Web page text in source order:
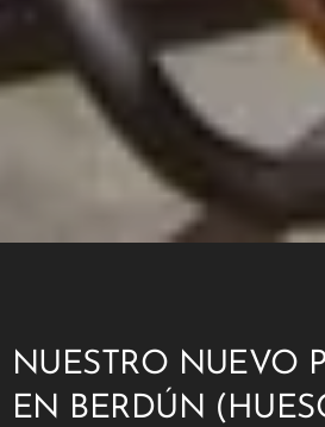
NUESTRO NUEVO
EN BERDÚN